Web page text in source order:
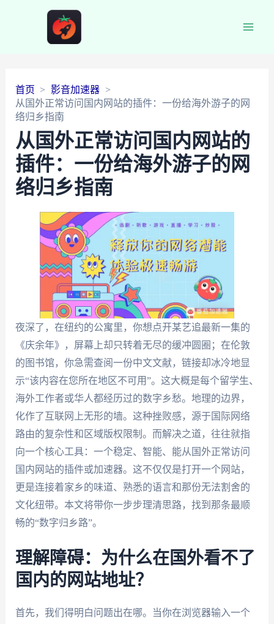
首页
影音加速器
从国外正常访问国内网站的插件：一份给海外游子的网
络归乡指南
从国外正常访问国内网站的
插件：一份给海外游子的网
络归乡指南
夜深了，在纽约的公寓里，你想点开某艺追最新一集的
《庆余年》，屏幕上却只转着无尽的缓冲圆圈；在伦敦
的图书馆，你急需查阅一份中文文献，链接却冰冷地显
示“该内容在您所在地区不可用”。这大概是每个留学生、
海外工作者或华人都经历过的数字乡愁。地理的边界，
化作了互联网上无形的墙。这种挫败感，源于国际网络
路由的复杂性和区域版权限制。而解决之道，往往就指
向一个核心工具：一个稳定、智能、能从国外正常访问
国内网站的插件或加速器。这不仅仅是打开一个网站，
更是连接着家乡的味道、熟悉的语言和那份无法割舍的
文化纽带。本文将带你一步步理清思路，找到那条最顺
畅的“数字归乡路”。
理解障碍：为什么在国外看不了
国内的网站地址？
首先，我们得明白问题出在哪。当你在浏览器输入一个